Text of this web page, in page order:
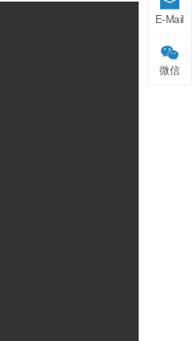
E-Mail
微信